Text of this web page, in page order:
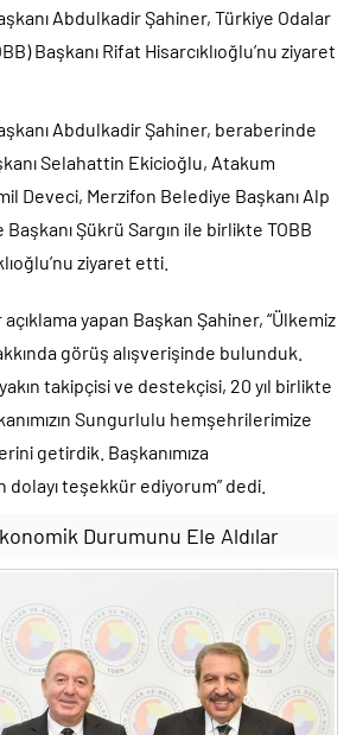
Abdulkadir Şahiner, Türkiye Odalar
Başkanı Rifat Hisarcıklıoğlu’nu ziyaret
Abdulkadir Şahiner, beraberinde
Selahattin Ekicioğlu, Atakum
Deveci, Merzifon Belediye Başkanı Alp
Şükrü Sargın ile birlikte TOBB
ziyaret etti.
yapan Başkan Şahiner, “Ülkemiz
görüş alışverişinde bulunduk.
yakın takipçisi ve destekçisi, 20 yıl birlikte
Sungurlulu hemşehrilerimize
getirdik. Başkanımıza
teşekkür ediyorum” dedi.
Durumunu Ele Aldılar